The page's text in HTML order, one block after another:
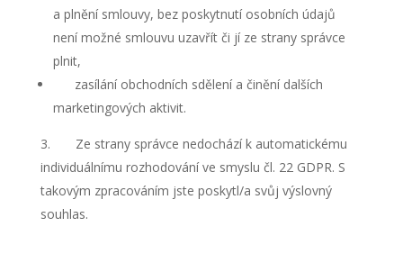
a plnění smlouvy, bez poskytnutí osobních údajů
není možné smlouvu uzavřít či jí ze strany správce
plnit,
zasílání obchodních sdělení a činění dalších
marketingových aktivit.
Ze strany správce nedochází k automatickému
individuálnímu rozhodování ve smyslu čl. 22 GDPR. S
takovým zpracováním jste poskytl/a svůj výslovný
souhlas.